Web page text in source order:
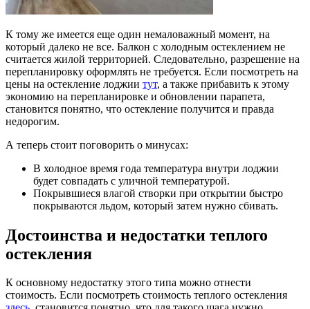
К тому же имеется еще один немаловажный момент, на
который далеко не все. Балкон с холодным остеклением не
считается жилой территорией. Следовательно, разрешение на
перепланировку оформлять не требуется. Если посмотреть на
цены на остекление лоджии тут, а также прибавить к этому
экономию на перепланировке и обновлении парапета,
становится понятно, что остекление получится и правда
недорогим.
А теперь стоит поговорить о минусах:
В холодное время года температура внутри лоджии
будет совпадать с уличной температурой.
Покрывшиеся влагой створки при открытии быстро
покрываются льдом, который затем нужно сбивать.
Достоинства и недостатки теплого
остекления
К основному недостатку этого типа можно отнести
стоимость. Если посмотреть стоимость теплого остекления